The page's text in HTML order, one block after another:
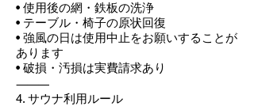
• 使用後の網・鉄板の洗浄
• テーブル・椅子の原状回復
• 強風の日は使用中止をお願いすることが
あります
• 破損・汚損は実費請求あり
⸻
4. サウナ利用ルール